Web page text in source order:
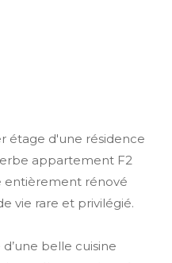
étage d'une résidence
appartement F2
entièrement rénové
vie rare et privilégié.
belle cuisine